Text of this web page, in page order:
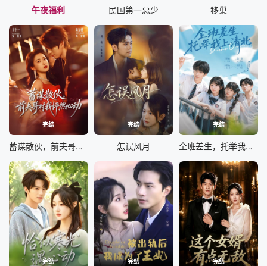
午夜福利 民国第一惡少 移巢
完结
蓄谋散伙，前夫哥对我怦然心动
完结
怎误风月
完结
全班差生，托举我上清北
完结 完结 完结